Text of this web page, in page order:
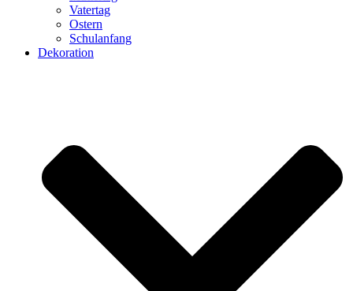
Vatertag
Ostern
Schulanfang
Dekoration